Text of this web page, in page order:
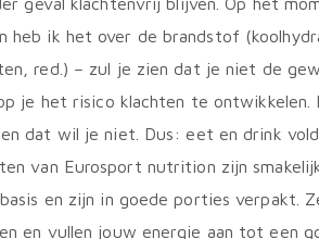
heb ik het over de brandstof
red.) – zul je zien dat je niet de
je het risico klachten te
dat wil je niet. Dus: eet en drink
van Eurosport nutrition zijn
en zijn in goede porties verpakt.
en vullen jouw energie aan tot een